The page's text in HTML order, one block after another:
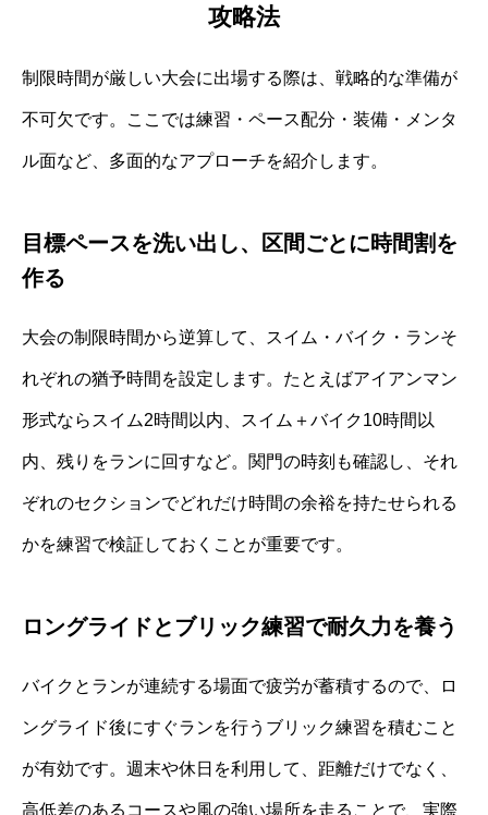
攻略法
制限時間が厳しい大会に出場する際は、戦略的な準備が
不可欠です。ここでは練習・ペース配分・装備・メンタ
ル面など、多面的なアプローチを紹介します。
目標ペースを洗い出し、区間ごとに時間割を
作る
大会の制限時間から逆算して、スイム・バイク・ランそ
れぞれの猶予時間を設定します。たとえばアイアンマン
形式ならスイム2時間以内、スイム＋バイク10時間以
内、残りをランに回すなど。関門の時刻も確認し、それ
ぞれのセクションでどれだけ時間の余裕を持たせられる
かを練習で検証しておくことが重要です。
ロングライドとブリック練習で耐久力を養う
バイクとランが連続する場面で疲労が蓄積するので、ロ
ングライド後にすぐランを行うブリック練習を積むこと
が有効です。週末や休日を利用して、距離だけでなく、
高低差のあるコースや風の強い場所を走ることで、実際